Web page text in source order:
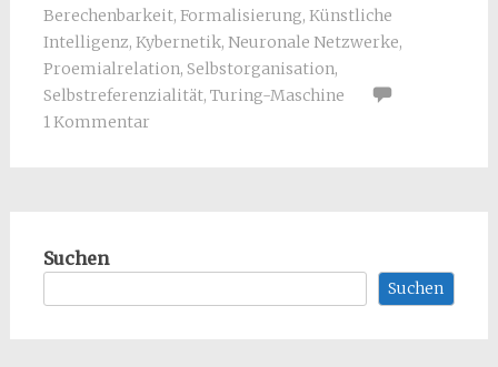
Berechenbarkeit, Formalisierung, Künstliche
Intelligenz, Kybernetik, Neuronale Netzwerke,
Proemialrelation, Selbstorganisation,
Selbstreferenzialität, Turing-Maschine
1 Kommentar
Suchen
Suchen